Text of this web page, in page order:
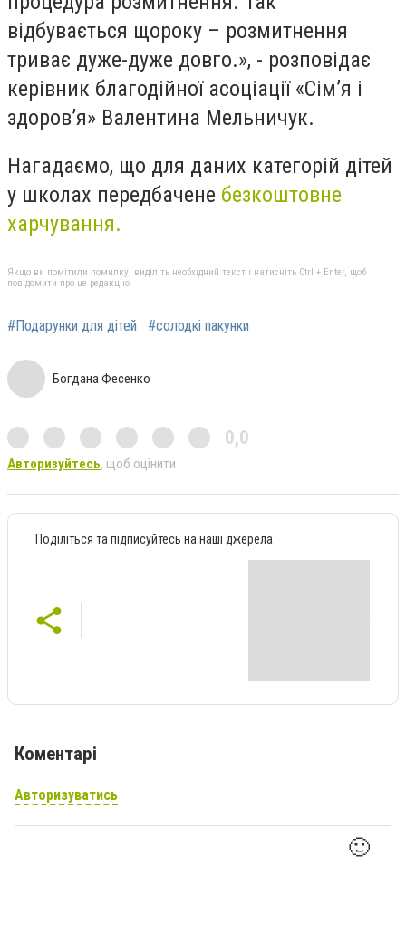
відбувається щороку – розмитнення
триває дуже-дуже довго.», - розповідає
керівник благодійної асоціації «Сім’я і
здоров’я» Валентина Мельничук.
Нагадаємо, що для даних категорій дітей
у школах передбачене безкоштовне
харчування.
Якщо ви помітили помилку, виділіть необхідний текст і натисніть Ctrl + Enter, щоб
повідомити про це редакцію
#Подарунки для дітей #солодкі пакунки
Богдана Фесенко
0,0
Авторизуйтесь, щоб оцінити
Поділіться та підписуйтесь на наші джерела
Коментарі
Авторизуватись
🙂